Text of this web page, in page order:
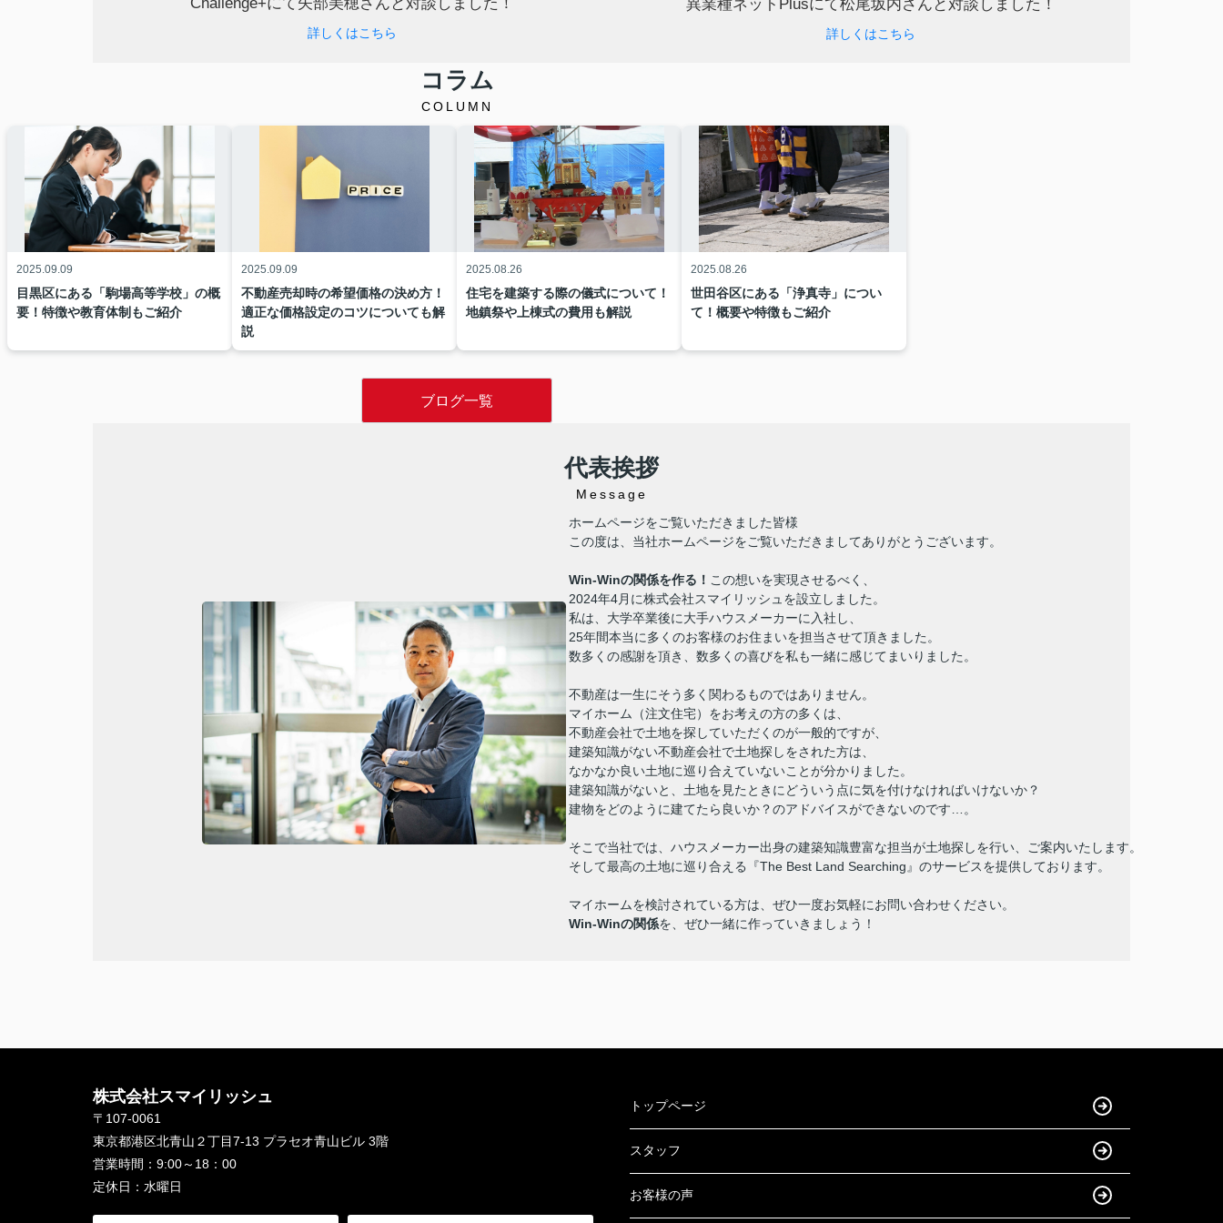
2024年度SMBグロース企業50社に不動産部門でスマイリッシュが選ばれました！
市場調査・分析を行う一般社団法人企業価値調査機構
Challenge+にて矢部美穂さんと対談しました！
詳しくはこちら
異業種ネットPlusにて松尾坂内さんと対談しました！
詳しくはこちら
コラム
COLUMN
2025.09.09
目黒区にある「駒場高等学校」の概
要！特徴や教育体制もご紹介
2025.09.09
不動産売却時の希望価格の決め方！
適正な価格設定のコツについても解
説
2025.08.26
住宅を建築する際の儀式について！
地鎮祭や上棟式の費用も解説
2025.08.26
世田谷区にある「浄真寺」につい
て！概要や特徴もご紹介
ブログ一覧
代表挨拶
Message
ホームページをご覧いただきました皆様
この度は、当社ホームページをご覧いただきましてありがとうございます。
Win-Winの関係を作る！ この想いを実現させるべく、
2024年4月に株式会社スマイリッシュを設立しました。
私は、大学卒業後に大手ハウスメーカーに入社し、
25年間本当に多くのお客様のお住まいを担当させて頂きました。
数多くの感謝を頂き、数多くの喜びを私も一緒に感じてまいりました。
不動産は一生にそう多く関わるものではありません。
マイホーム（注文住宅）をお考えの方の多くは、
不動産会社で土地を探していただくのが一般的ですが、
建築知識がない不動産会社で土地探しをされた方は、
なかなか良い土地に巡り合えていないことが分かりました。
建築知識がないと、土地を見たときにどういう点に気を付けなければいけないか？
建物をどのように建てたら良いか？のアドバイスができないのです…。
そこで当社では、ハウスメーカー出身の建築知識豊富な担当が土地探しを行い、ご案内いたします。
そして最高の土地に巡り合える『The Best Land Searching』のサービスを提供しております。
マイホームを検討されている方は、ぜひ一度お気軽にお問い合わせください。
Win-Winの関係を、ぜひ一緒に作っていきましょう！
株式会社スマイリッシュ
〒107-0061
東京都港区北青山２丁目7-13 プラセオ青山ビル 3階
営業時間： 9:00～18：00
定休日： 水曜日
トップページ
スタッフ
お客様の声